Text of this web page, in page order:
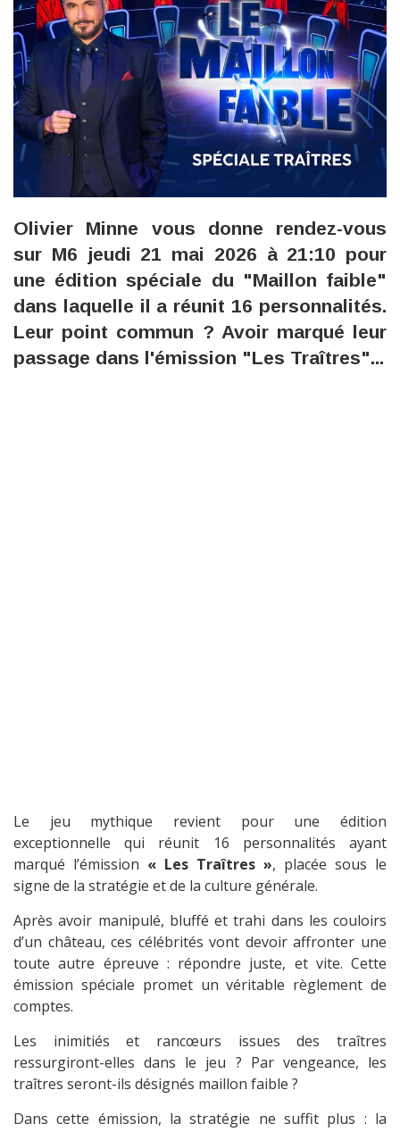
Olivier Minne vous donne rendez-vous
sur M6 jeudi 21 mai 2026 à 21:10 pour
une édition spéciale du "Maillon faible"
dans laquelle il a réunit 16 personnalités.
Leur point commun ? Avoir marqué leur
passage dans l'émission "Les Traîtres"...
Le jeu mythique revient pour une édition
exceptionnelle qui réunit 16 personnalités ayant
marqué l’émission « Les Traîtres », placée sous le
signe de la stratégie et de la culture générale.
Après avoir manipulé, bluffé et trahi dans les couloirs
d’un château, ces célébrités vont devoir affronter une
toute autre épreuve : répondre juste, et vite. Cette
émission spéciale promet un véritable règlement de
comptes.
Les inimitiés et rancœurs issues des traîtres
ressurgiront-elles dans le jeu ? Par vengeance, les
traîtres seront-ils désignés maillon faible ?
Dans cette émission, la stratégie ne suffit plus : la